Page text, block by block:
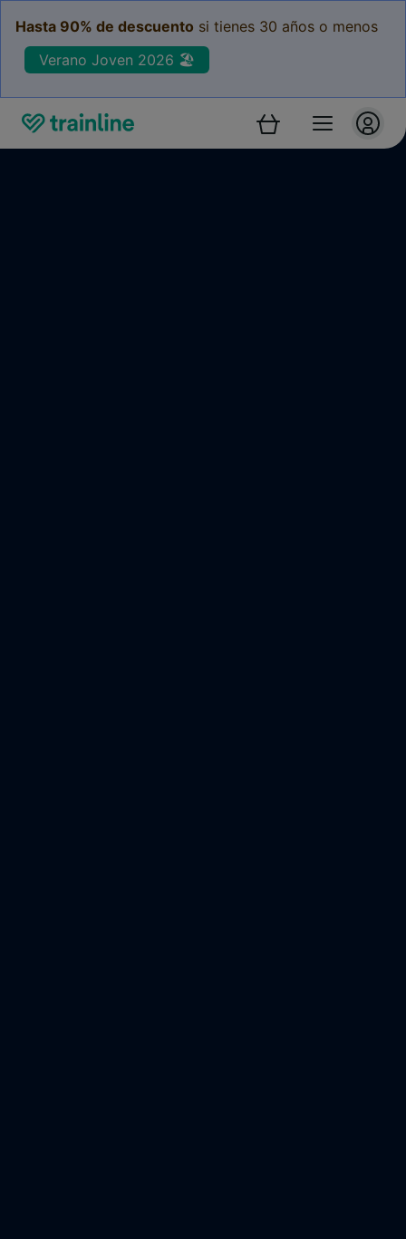
Hasta 90% de descuento si tienes 30 años o menos
Verano Joven 2026 🏖️